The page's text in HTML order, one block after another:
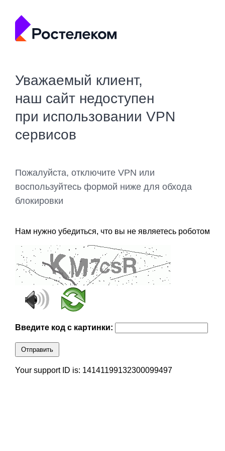
Уважаемый клиент,
наш сайт недоступен
при использовании VPN
сервисов
Пожалуйста, отключите VPN или
воспользуйтесь формой ниже для обхода
блокировки
Нам нужно убедиться, что вы не являетесь роботом
Введите код с картинки:
Отправить
Your support ID is: 14141199132300099497